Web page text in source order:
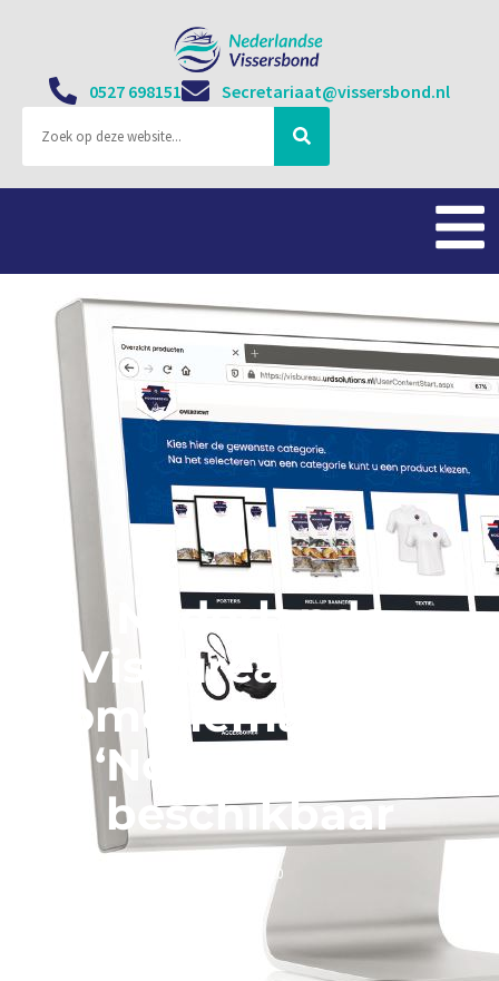
0527 698151 Secretariaat@vissersbond.nl
Nederlands
Visbureau stelt
promotiematerialen
‘Noordzeevis’
beschikbaar
4 juni, 2020